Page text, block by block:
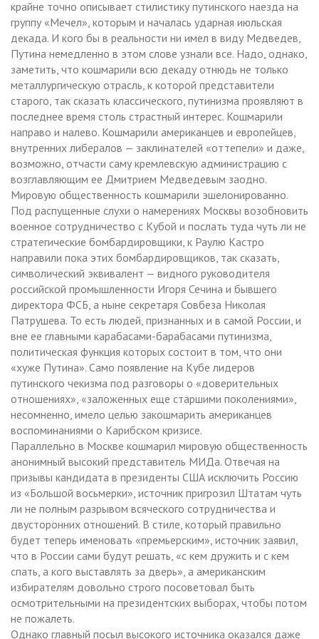
крайне точно описывает стилистику путинского наезда на
группу «Мечел», которым и началась ударная июльская
декада. И кого бы в реальности ни имел в виду Медведев,
Путина немедленно в этом слове узнали все. Надо, однако,
заметить, что кошмарили всю декаду отнюдь не только
металлургическую отрасль, к которой представители
старого, так сказать классического, путинизма проявляют в
последнее время столь страстный интерес. Кошмарили
направо и налево. Кошмарили американцев и европейцев,
внутренних либералов — заклинателей «оттепели» и даже,
возможно, отчасти саму кремлевскую администрацию с
возглавляющим ее Дмитрием Медведевым заодно.
Мировую общественность кошмарили эшелонированно.
Под распущенные слухи о намерениях Москвы возобновить
военное сотрудничество с Кубой и послать туда чуть ли не
стратегические бомбардировщики, к Раулю Кастро
направили пока этих бомбардировщиков, так сказать,
символический эквивалент — видного руководителя
российской промышленности Игоря Сечина и бывшего
директора ФСБ, а ныне секретаря Совбеза Николая
Патрушева. То есть людей, признанных и в самой России, и
вне ее главными карабасами-барабасами путинизма,
политическая функция которых состоит в том, что они
«хуже Путина». Само появление на Кубе лидеров
путинского чекизма под разговоры о «доверительных
отношениях», «заложенных еще старшими поколениями»,
несомненно, имело целью закошмарить американцев
воспоминаниями о Карибском кризисе.
Параллельно в Москве кошмарил мировую общественность
анонимный высокий представитель МИДа. Отвечая на
призывы кандидата в президенты США исключить Россию
из «Большой восьмерки», источник пригрозил Штатам чуть
ли не полным разрывом всяческого сотрудничества и
двусторонних отношений. В стиле, который правильно
будет теперь именовать «премьерским», источник заявил,
что в России сами будут решать, «с кем дружить и с кем
спать, а кого выставлять за дверь», а американским
избирателям довольно строго посоветовал быть
осмотрительными на президентских выборах, чтобы потом
не пожалеть.
Однако главный посыл высокого источника оказался даже